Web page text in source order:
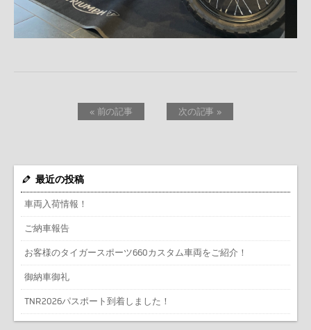
« 前の記事 次の記事 »
最近の投稿
車両入荷情報！
ご納車報告
お客様のタイガースポーツ660カスタム車両をご紹介！
御納車御礼
TNR2026パスポート到着しました！